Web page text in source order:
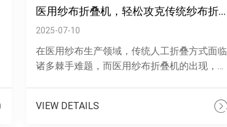
医用纱布折叠机，轻松攻克传统纱布折叠难题
2025-07-10
在医用纱布生产领域，传统人工折叠方式面临
诸多棘手难题，而医用纱布折叠机的出现，成
熟......
VIEW DETAILS